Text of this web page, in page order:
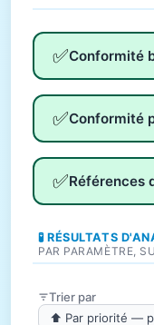
✅Conformité
✅Conformité
✅Références
🧪 RÉSULTATS
PAR PARAMÈTRE,
Trier par